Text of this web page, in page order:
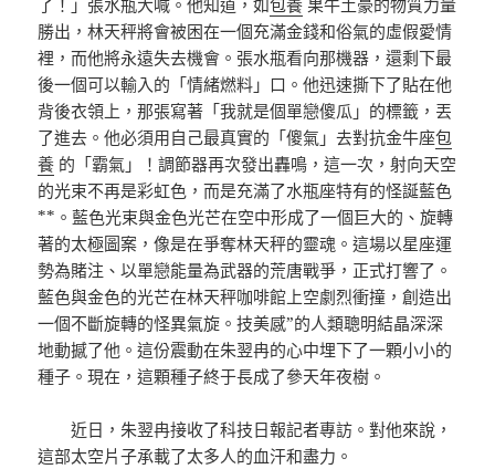
了！」張水瓶大喊。他知道，如包養 果牛土豪的物質力量
勝出，林天秤將會被困在一個充滿金錢和俗氣的虛假愛情
裡，而他將永遠失去機會。張水瓶看向那機器，還剩下最
後一個可以輸入的「情緒燃料」口。他迅速撕下了貼在他
背後衣領上，那張寫著「我就是個單戀傻瓜」的標籤，丟
了進去。他必須用自己最真實的「傻氣」去對抗金牛座包
養 的「霸氣」！調節器再次發出轟鳴，這一次，射向天空
的光束不再是彩虹色，而是充滿了水瓶座特有的怪誕藍色
**。藍色光束與金色光芒在空中形成了一個巨大的、旋轉
著的太極圖案，像是在爭奪林天秤的靈魂。這場以星座運
勢為賭注、以單戀能量為武器的荒唐戰爭，正式打響了。
藍色與金色的光芒在林天秤咖啡館上空劇烈衝撞，創造出
一個不斷旋轉的怪異氣旋。技美感”的人類聰明結晶深深
地動撼了他。這份震動在朱翌冉的心中埋下了一顆小小的
種子。現在，這顆種子終于長成了參天年夜樹。
近日，朱翌冉接收了科技日報記者專訪。對他來說，
這部太空片子承載了太多人的血汗和盡力。